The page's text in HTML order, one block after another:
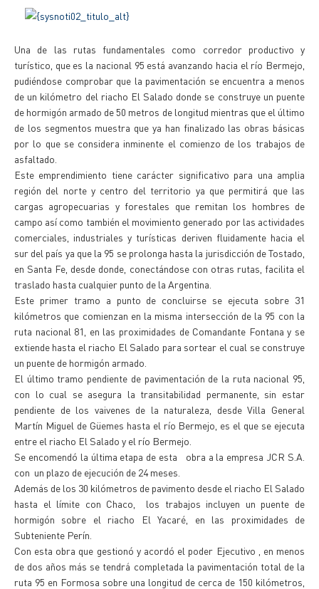
Una de las rutas fundamentales como corredor productivo y
turístico, que es la nacional 95 está avanzando hacia el río Bermejo,
pudiéndose comprobar que la pavimentación se encuentra a menos
de un kilómetro del riacho El Salado donde se construye un puente
de hormigón armado de 50 metros de longitud mientras que el último
de los segmentos muestra que ya han finalizado las obras básicas
por lo que se considera inminente el comienzo de los trabajos de
asfaltado.
Este emprendimiento tiene carácter significativo para una amplia
región del norte y centro del territorio ya que permitirá que las
cargas agropecuarias y forestales que remitan los hombres de
campo así como también el movimiento generado por las actividades
comerciales, industriales y turísticas deriven fluidamente hacia el
sur del país ya que la 95 se prolonga hasta la jurisdicción de Tostado,
en Santa Fe, desde donde, conectándose con otras rutas, facilita el
traslado hasta cualquier punto de la Argentina.
Este primer tramo a punto de concluirse se ejecuta sobre 31
kilómetros que comienzan en la misma intersección de la 95 con la
ruta nacional 81, en las proximidades de Comandante Fontana y se
extiende hasta el riacho El Salado para sortear el cual se construye
un puente de hormigón armado.
El último tramo pendiente de pavimentación de la ruta nacional 95,
con lo cual se asegura la transitabilidad permanente, sin estar
pendiente de los vaivenes de la naturaleza, desde Villa General
Martín Miguel de Güemes hasta el río Bermejo, es el que se ejecuta
entre el riacho El Salado y el río Bermejo.
Se encomendó la última etapa de esta obra a la empresa JCR S.A.
con un plazo de ejecución de 24 meses.
Además de los 30 kilómetros de pavimento desde el riacho El Salado
hasta el límite con Chaco, los trabajos incluyen un puente de
hormigón sobre el riacho El Yacaré, en las proximidades de
Subteniente Perín.
Con esta obra que gestionó y acordó el poder Ejecutivo , en menos
de dos años más se tendrá completada la pavimentación total de la
ruta 95 en Formosa sobre una longitud de cerca de 150 kilómetros,